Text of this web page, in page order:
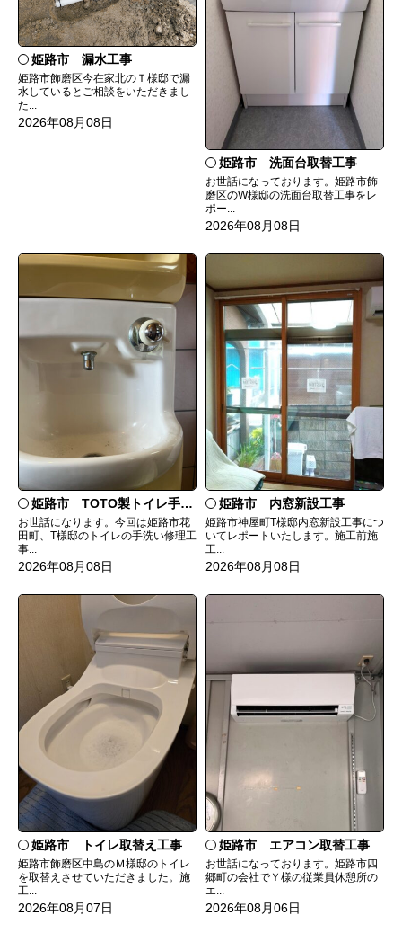
姫路市 漏水工事
姫路市飾磨区今在家北のＴ様邸で漏
水しているとご相談をいただきまし
た...
2026年08月08日
姫路市 洗面台取替工事
お世話になっております。姫路市飾
磨区のW様邸の洗面台取替工事をレ
ポー...
2026年08月08日
姫路市 TOTO製トイレ手洗いの水漏れ修理
お世話になります。今回は姫路市花
田町、T様邸のトイレの手洗い修理工
事...
2026年08月08日
姫路市 内窓新設工事
姫路市神屋町T様邸内窓新設工事につ
いてレポートいたします。施工前施
工...
2026年08月08日
姫路市 トイレ取替え工事
姫路市飾磨区中島のＭ様邸のトイレ
を取替えさせていただきました。施
工...
2026年08月07日
姫路市 エアコン取替工事
お世話になっております。姫路市四
郷町の会社でＹ様の従業員休憩所の
エ...
2026年08月06日